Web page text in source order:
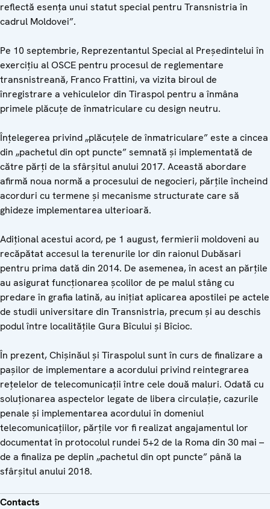
reflectă esența unui statut special pentru Transnistria în
cadrul Moldovei”.
Pe 10 septembrie, Reprezentantul Special al Președintelui în
exercițiu al OSCE pentru procesul de reglementare
transnistreană, Franco Frattini, va vizita biroul de
înregistrare a vehiculelor din Tiraspol pentru a înmâna
primele plăcuțe de înmatriculare cu design neutru.
Înțelegerea privind „plăcuțele de înmatriculare” este a cincea
din „pachetul din opt puncte” semnată și implementată de
către părți de la sfârșitul anului 2017. Această abordare
afirmă noua normă a procesului de negocieri, părțile încheind
acorduri cu termene și mecanisme structurate care să
ghideze implementarea ulterioară.
Adițional acestui acord, pe 1 august, fermierii moldoveni au
recăpătat accesul la terenurile lor din raionul Dubăsari
pentru prima dată din 2014. De asemenea, în acest an părțile
au asigurat funcționarea școlilor de pe malul stâng cu
predare în grafia latină, au inițiat aplicarea apostilei pe actele
de studii universitare din Transnistria, precum și au deschis
podul între localitățile Gura Bîcului și Bîcioc.
În prezent, Chișinăul și Tiraspolul sunt în curs de finalizare a
pașilor de implementare a acordului privind reintegrarea
rețelelor de telecomunicații între cele două maluri. Odată cu
soluționarea aspectelor legate de libera circulație, cazurile
penale și implementarea acordului în domeniul
telecomunicațiilor, părțile vor fi realizat angajamentul lor
documentat în protocolul rundei 5+2 de la Roma din 30 mai –
de a finaliza pe deplin „pachetul din opt puncte” până la
sfârșitul anului 2018.
Contacts